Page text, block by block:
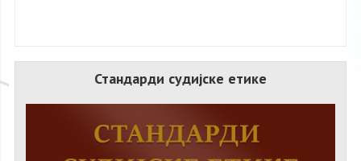
Стандарди судијске етике